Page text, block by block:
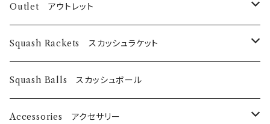
Outlet アウトレット
スカッシュラケット
EyeRackets
DUNLOP
パデルバット
レディースウェア
Squash Rackets スカッシュラケット
EyeRackets
Harrow
Squash Balls スカッシュボール
Accessories アクセサリー